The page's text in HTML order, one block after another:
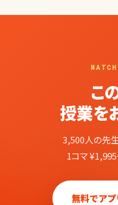
こ
授業を
3,500人の先
1コマ ¥1,995
無料でア